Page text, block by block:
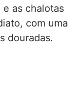
e as chalotas
com uma
douradas.